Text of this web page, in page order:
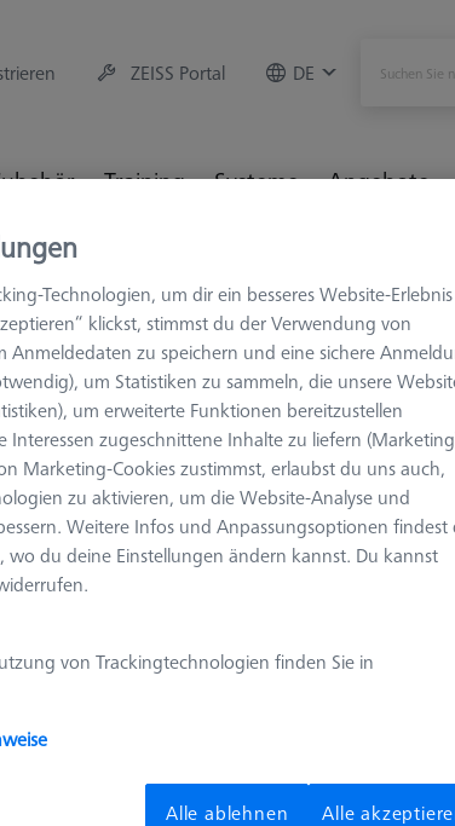
ZEISS Portal DE
Training Systeme Angebote
OMEGA 863, Stahl vernickelt, mit
OMEGA 863
Stahl vernickelt,
626109-9515-007
1.648,70 €
Stk
Technologien, um dir ein besseres Website-
klickst, stimmst du der Verwendung von
Anmeldedaten zu speichern und eine sichere
um Statistiken zu sammeln, die unsere
um erweiterte Funktionen bereitzustellen
zugeschnittene Inhalte zu liefern
Marketing-Cookies zustimmst, erlaubst du uns auch,
zu aktivieren, um die Website-Analyse und
Weitere Infos und Anpassungsoptionen findest
wo du deine Einstellungen ändern kannst. Du kannst
von Trackingtechnologien finden Sie in
Alle ablehnen Alle